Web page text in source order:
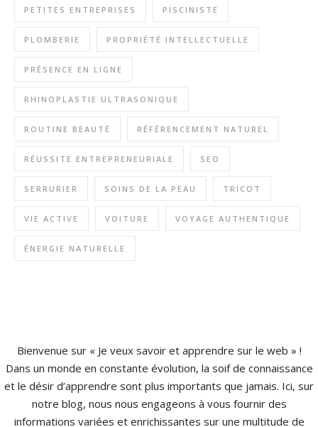
PETITES ENTREPRISES PISCINISTE
PLOMBERIE PROPRIÉTÉ INTELLECTUELLE
PRÉSENCE EN LIGNE
RHINOPLASTIE ULTRASONIQUE
ROUTINE BEAUTÉ RÉFÉRENCEMENT NATUREL
RÉUSSITE ENTREPRENEURIALE SEO
SERRURIER SOINS DE LA PEAU TRICOT
VIE ACTIVE VOITURE VOYAGE AUTHENTIQUE
ÉNERGIE NATURELLE
Bienvenue sur « Je veux savoir et apprendre sur le web » !
Dans un monde en constante évolution, la soif de connaissance
et le désir d’apprendre sont plus importants que jamais. Ici, sur
notre blog, nous nous engageons à vous fournir des
informations variées et enrichissantes sur une multitude de